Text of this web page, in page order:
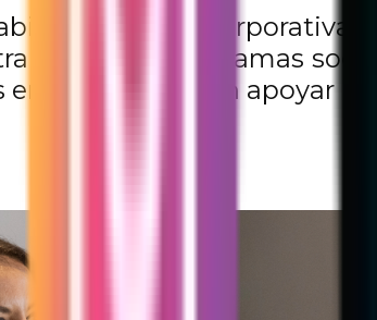
Social Corporativa
en los programas
en los que podían apoyar